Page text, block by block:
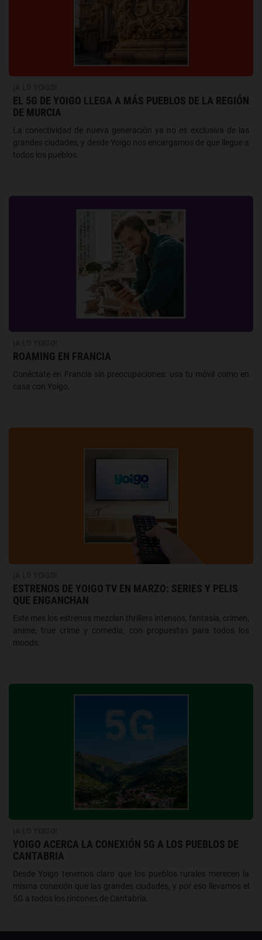
EL 5G DE YOIGO LLEGA A MÁS PUEBLOS DE LA REGIÓN
DE MURCIA
La conectividad de nueva generación ya no es exclusiva de las
grandes ciudades, y desde Yoigo nos encargamos de que llegue a
todos los pueblos.
ROAMING EN FRANCIA
Conéctate en Francia sin preocupaciones: usa tu móvil como en
casa con Yoigo.
ESTRENOS DE YOIGO TV EN MARZO: SERIES Y PELIS
QUE ENGANCHAN
Este mes los estrenos mezclan thrillers intensos, fantasía, crimen,
anime, true crime y comedia, con propuestas para todos los
moods.
YOIGO ACERCA LA CONEXIÓN 5G A LOS PUEBLOS DE
CANTABRIA
Desde Yoigo tenemos claro que los pueblos rurales merecen la
misma conexión que las grandes ciudades, y por eso llevamos el
5G a todos los rincones de Cantabria.